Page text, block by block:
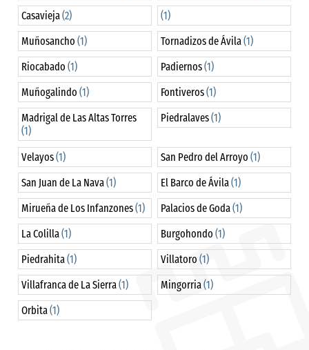
Casavieja(2)
(1)
Muñosancho(1) Tornadizos de Ávila(1)
Riocabado(1) Padiernos(1)
Muñogalindo(1) Fontiveros(1)
Madrigal de Las Altas Torres
(1)
Piedralaves(1)
Velayos(1) San Pedro del Arroyo(1)
San Juan de La Nava(1) El Barco de Ávila(1)
Mirueña de Los Infanzones(1) Palacios de Goda(1)
La Colilla(1) Burgohondo(1)
Piedrahita(1) Villatoro(1)
Villafranca de La Sierra(1) Mingorria(1)
Orbita(1)